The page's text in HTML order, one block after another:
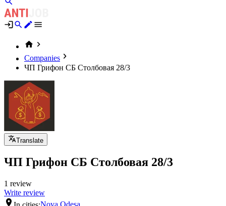
Companies
ЧП Грифон СБ Столбовая 28/3
Translate
ЧП Грифон СБ Столбовая 28/3
1 review
Write review